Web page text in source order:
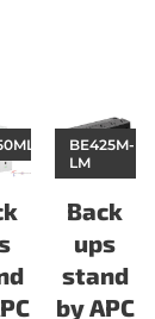
Back
ups
stand
by APC
BE425M-
LM